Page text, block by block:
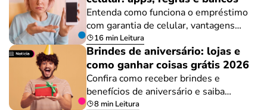
Entenda como funciona o empréstimo
com garantia de celular, vantagens…
16 min Leitura
Brindes de aniversário: lojas e
como ganhar coisas grátis 2026
Confira como receber brindes e
benefícios de aniversário e saiba…
8 min Leitura